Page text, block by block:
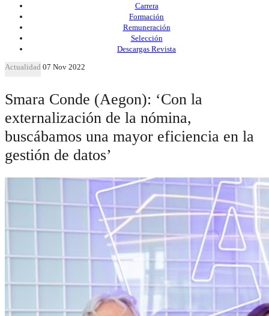
Carrera
Formación
Remuneración
Selección
Descargas Revista
Actualidad 07 Nov 2022
Smara Conde (Aegon): ‘Con la
externalización de la nómina,
buscábamos una mayor eficiencia en la
gestión de datos’